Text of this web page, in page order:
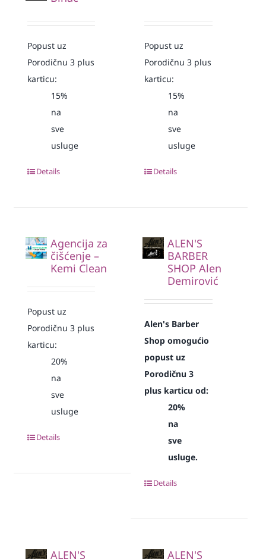
Popust uz
Porodičnu 3 plus
karticu:
15%
na
sve
usluge
Details
Popust uz
Porodičnu 3 plus
karticu:
15%
na
sve
usluge
Details
Agencija za
čišćenje –
Kemi Clean
Popust uz
Porodičnu 3 plus
karticu:
20%
na
sve
usluge
Details
ALEN'S
BARBER
SHOP Alen
Demirović
Alen's Barber
Shop omogućio
popust uz
Porodičnu 3
plus karticu od:
20%
na
sve
usluge.
Details
ALEN'S
ALEN'S